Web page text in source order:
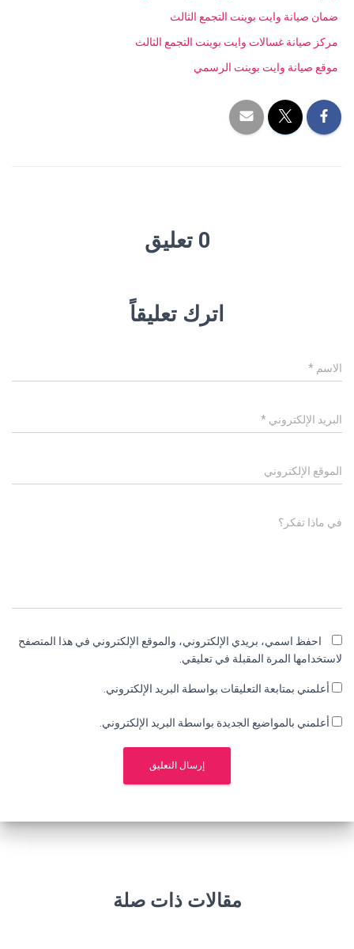
ضمان صيانة وايت بوينت التجمع الثالث
مركز صيانة غسالات وايت بوينت التجمع الثالث
موقع صيانة وايت بوينت الرسمي
0 تعليق
اترك تعليقاً
الاسم *
البريد الإلكتروني *
الموقع الإلكتروني
في ماذا تفكر؟
احفظ اسمي، بريدي الإلكتروني، والموقع الإلكتروني في هذا المتصفح
لاستخدامها المرة المقبلة في تعليقي.
أعلمني بمتابعة التعليقات بواسطة البريد الإلكتروني.
أعلمني بالمواضيع الجديدة بواسطة البريد الإلكتروني.
مقالات ذات صلة